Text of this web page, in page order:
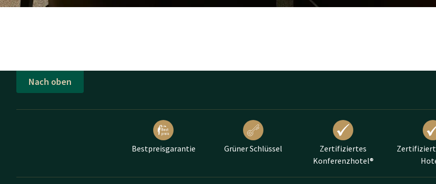
Nach oben
Bestpreisgarantie Grüner Schlüssel
Zertifiziertes
Konferenzhotel®